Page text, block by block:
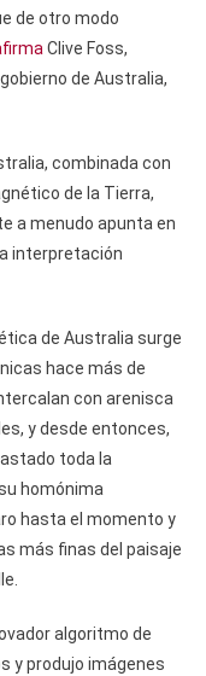
de otro modo
Clive Foss,
de Australia,
combinada con
de la Tierra,
a menudo apunta en
interpretación
de Australia surge
hace más de
con arenisca
y desde entonces,
toda la
homónima
hasta el momento y
más finas del paisaje
algoritmo de
y produjo imágenes